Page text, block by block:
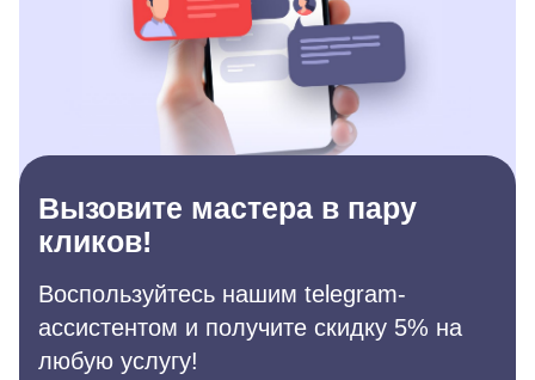
Вызовите мастера в пару
кликов!
Воспользуйтесь нашим telegram-
ассистентом и получите скидку 5% на
любую услугу!